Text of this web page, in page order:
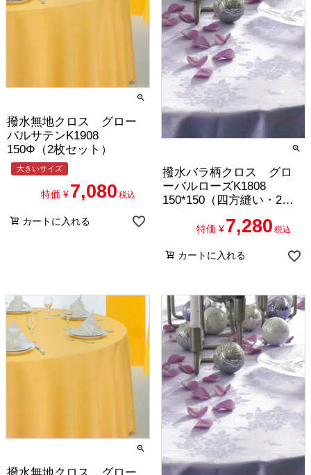
撥水無地クロス グロー
バルサテンK1908
150Φ（2枚セット）
大きいサイズ
特価 ¥ 7,080 税込
カートに入れる
撥水バラ柄クロス グロ
ーバルローズK1808
150*150（四方縫い・2枚
特価 ¥ 7,280 税込
カートに入れる
撥水無地クロス グロー